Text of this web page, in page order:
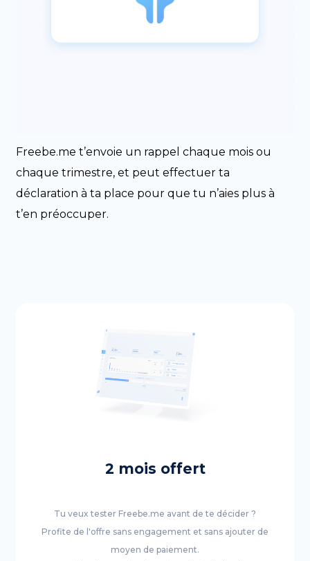
Freebe.me t’envoie un rappel chaque mois ou
chaque trimestre, et peut effectuer ta
déclaration à ta place pour que tu n’aies plus à
t’en préoccuper.
2 mois offert
Tu veux tester Freebe.me avant de te décider ?
Profite de l'offre sans engagement et sans ajouter de
moyen de paiement.